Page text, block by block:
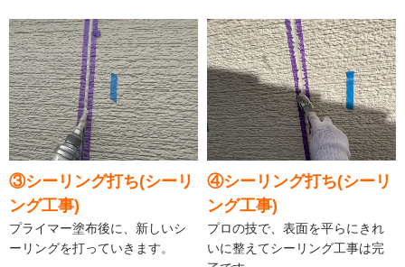
③シーリング打ち(シーリ
ング工事)
プライマー塗布後に、新しいシ
ーリングを打っていきます。
④シーリング打ち(シーリ
ング工事)
プロの技で、表面を平らにきれ
いに整えてシーリング工事は完